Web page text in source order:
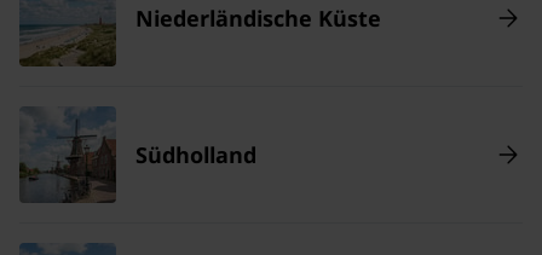
Niederländische Küste
Südholland